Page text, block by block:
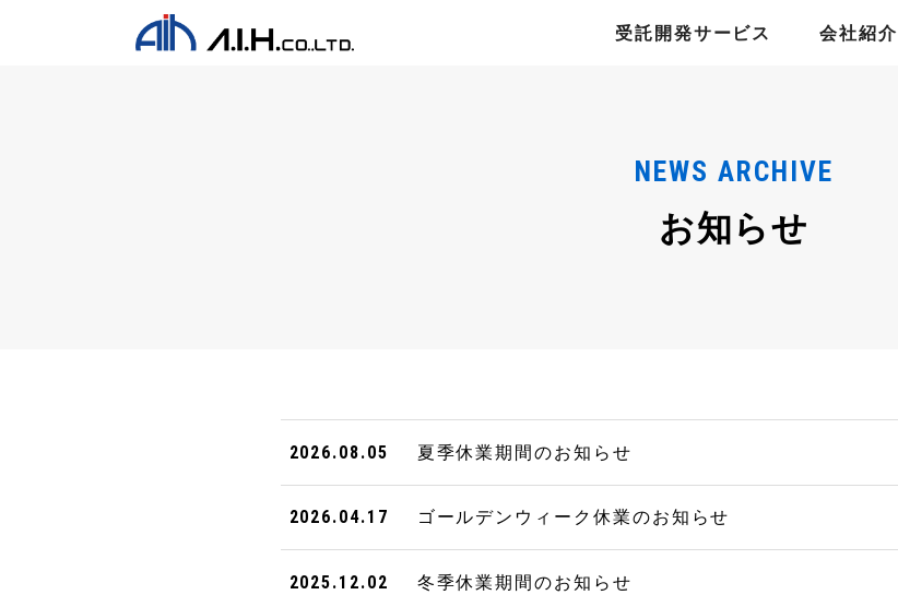
受託開発サービス 会社紹介
NEWS ARCHIVE
お知らせ
2026.08.05 夏季休業期間のお知らせ
2026.04.17 ゴールデンウィーク休業のお知らせ
2025.12.02 冬季休業期間のお知らせ